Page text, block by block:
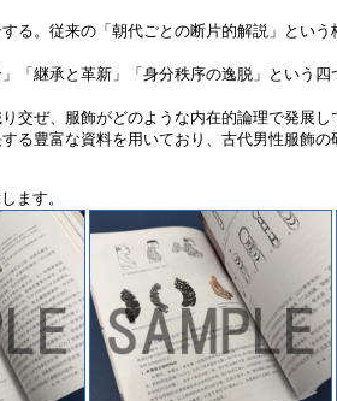
る。従来の「朝代ごとの断片的解説」とい
「継承と革新」「身分秩序の逸脱」という
交ぜ、服飾がどのような内在的論理で発展
る豊富な資料を用いており、古代男性服飾の
ます。